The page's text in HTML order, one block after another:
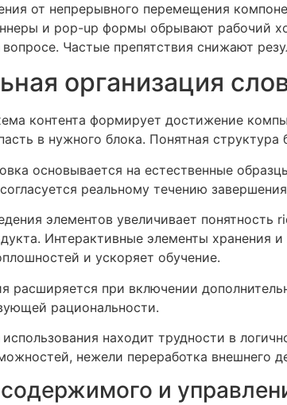
от непрерывного перемещения
и pop-up формы обрывают рабочий
вопросе. Частые препятствия снижают
организация
контента формирует достижение
в нужного блока. Понятная
основывается на естественные
реальному течению
элементов увеличивает
Интерактивные элементы хранения
и ускоряет обучение.
расширяется при включении
рациональности.
находит трудности в
нежели переработка внешнего
и